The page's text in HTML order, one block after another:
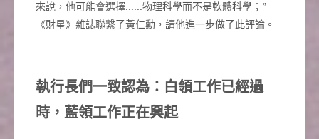
來說，他可能會選擇……物理科學而不是軟體科學；”
《財星》雜誌聯繫了黃仁勳，請他進一步做了此評論。
執行長們一致認為：白領工作已經過
時，藍領工作正在興起